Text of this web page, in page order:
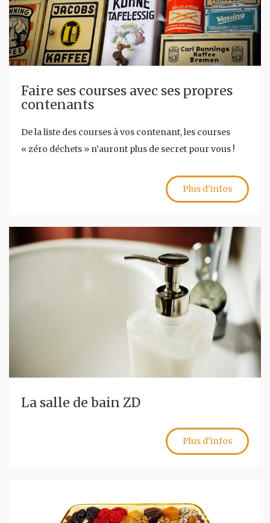
Faire ses courses avec ses propres
contenants
De la liste des courses à vos contenant, les courses
« zéro déchets » n’auront plus de secret pour vous !
Plus d'infos
La salle de bain ZD
Plus d'infos